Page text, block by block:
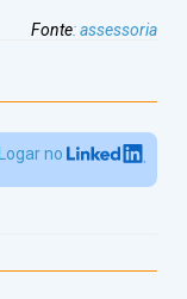
Fonte:assessoria
Logar no